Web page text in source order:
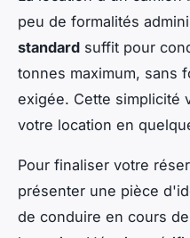
peu de formalités
standard suffit pour
tonnes maximum, sans
exigée. Cette simplicité
votre location en
Pour finaliser votre
présenter une pièce
de conduire en cours